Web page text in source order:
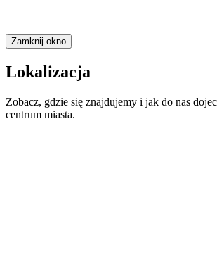
Zamknij okno
Lokalizacja
Zobacz, gdzie się znajdujemy i jak do nas
centrum miasta.